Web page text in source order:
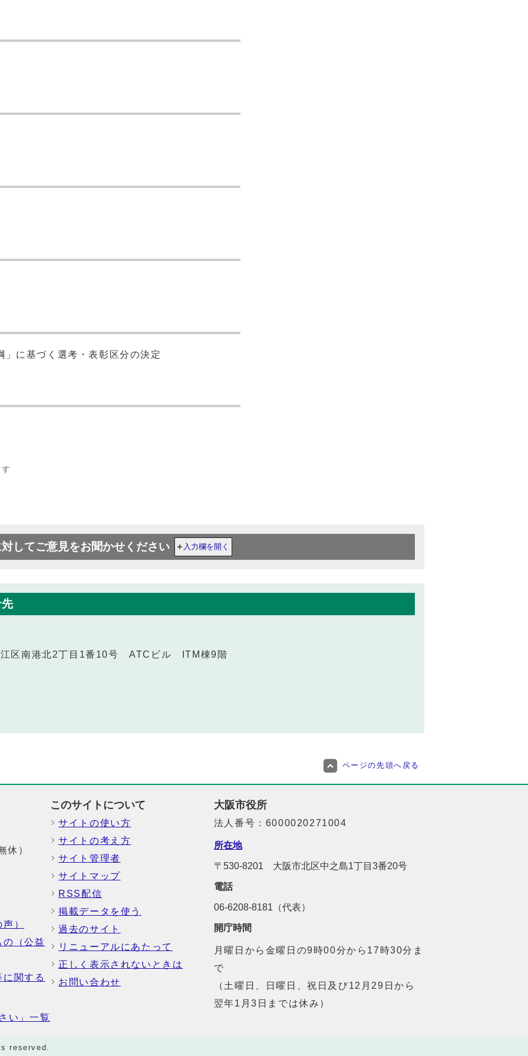
に基づく選考・表彰区分の決定
してご意見をお聞かせください 入力欄を開く
区南港北2丁目1番10号 ATCビル ITM棟9階
ページの先頭へ戻る
休）
）
（公益
関する
い」一覧
このサイトについて
サイトの使い方
サイトの考え方
サイト管理者
サイトマップ
RSS配信
掲載データを使う
過去のサイト
リニューアルにあたって
正しく表示されないときは
お問い合わせ
大阪市役所
法人番号：6000020271004
所在地
〒530-8201 大阪市北区中之島1丁目3番20号
電話
06-6208-8181（代表）
開庁時間
月曜日から金曜日の9時00分から17時30分ま
で
（土曜日、日曜日、祝日及び12月29日から
翌年1月3日までは休み）
reserved.